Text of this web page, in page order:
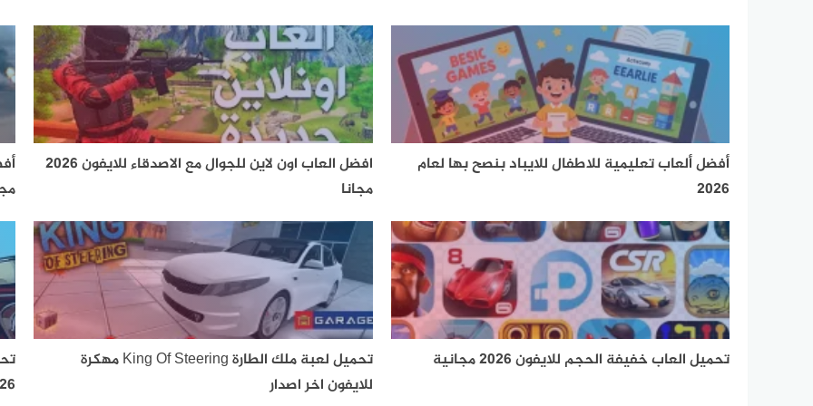
أفضل ألعاب تعليمية للاطفال للايباد بنصح بها لعام
2026
افضل العاب اون لاين للجوال مع الاصدقاء للايفون 2026
مجانا
تحميل العاب خفيفة الحجم للايفون 2026 مجانية
تحميل لعبة ملك الطارة King Of Steering مهكرة
للايفون اخر اصدار
2026